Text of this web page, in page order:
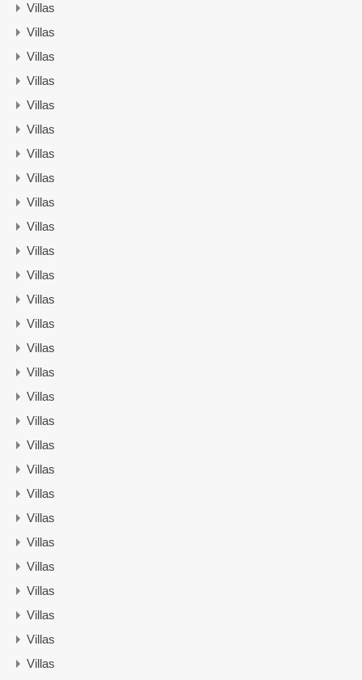
Villas
Villas
Villas
Villas
Villas
Villas
Villas
Villas
Villas
Villas
Villas
Villas
Villas
Villas
Villas
Villas
Villas
Villas
Villas
Villas
Villas
Villas
Villas
Villas
Villas
Villas
Villas
Villas